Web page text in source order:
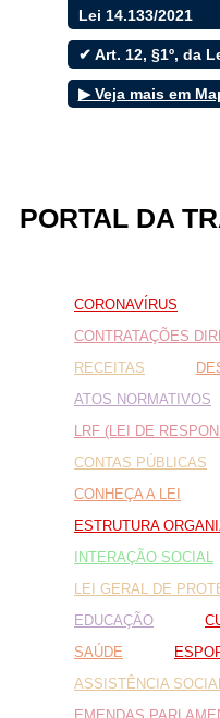
Notícias
Secretarias
Servidor
Transparência
Turistas
Nome*
Telefone 1*
E-mail*
Cidade/Estado
Assunto*
Mensagem*
privacidade
Lei 14.133/2021
✔ Art. 12, §1º, da
▶ Veja mais em
PORTAL DA
CORONAVÍRUS
CONTRATAÇÕES
RECEITAS
ATOS NORMATIVOS
LRF (LEI DE
CONTAS PÚBLICAS
CONHEÇA A LEI
ESTRUTURA
INTERAÇÃO SOCIAL
LEI GERAL DE
EDUCAÇÃO
SAÚDE
ASSISTÊNCIA